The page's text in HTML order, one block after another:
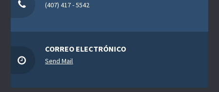
(407) 417 - 5542
CORREO ELECTRÓNICO
Send Mail